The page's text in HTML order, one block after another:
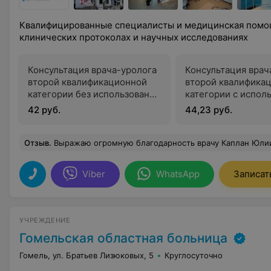
Квалифицированные специалисты и медицинская
клинических протоколах и научных исследованиях
Консультация врача-уролога
второй квалификационной
категории без использования
одноразовых материалов
42 руб.
Консультация
второй
категории с
одноразовых
44,23 руб.
Отзыв. Выражаю огромную благодарность врачу Каплан Юлии Дмитриевне. Очень приятно, когда врач встречает своего пациента с улыбкой на лице. Юлия Дмитриевна это тот врач, которому без смущения и стеснения можно озвучить все свои проблемы и вопросы, а самое главное получить ответы на эти вопросы. Квалификация Юлии Дмитриевны не вызывает никаких сомнений. Однозначно всем женщинам рекомендую
Viber WhatsApp
УЧРЕЖДЕНИЕ
Гомельская областная больница
Гомель, ул. Братьев Лизюковых, 5 Круглосуточно